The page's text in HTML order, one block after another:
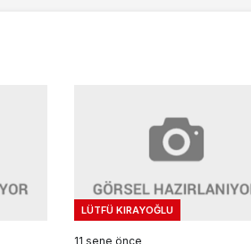
LÜTFÜ KIRAYOĞLU
11 sene önce